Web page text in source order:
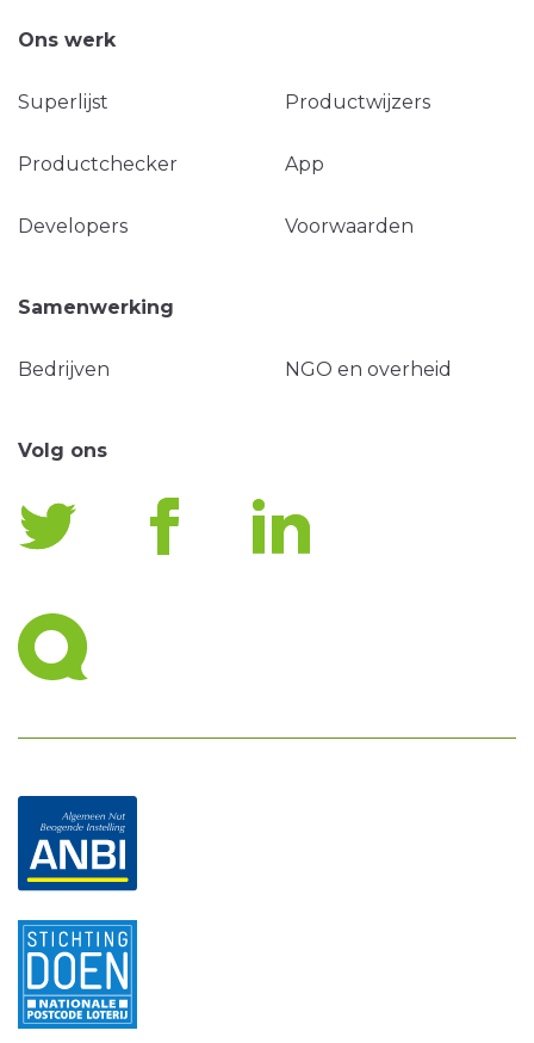
Ons werk
Superlijst Productwijzers
Productchecker App
Developers Voorwaarden
Samenwerking
Bedrijven NGO en overheid
Volg ons